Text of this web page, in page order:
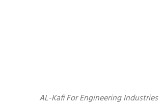
AL-Kafi For Engineering Industries